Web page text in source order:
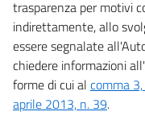
trasparenza per motivi
indirettamente, allo
essere segnalate
chiedere informazioni
forme di cui al comma
aprile 2013, n. 39.